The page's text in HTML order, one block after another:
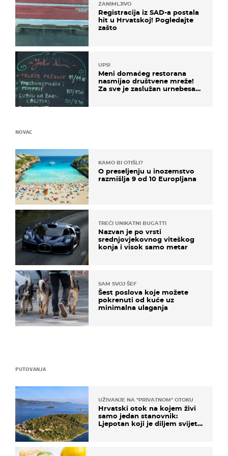
ZANIMLJIVO
Registracija iz SAD-a postala
hit u Hrvatskoj! Pogledajte
zašto
UPS!
Meni domaćeg restorana
nasmijao društvene mreže!
Za sve je zaslužan urnebesan
PUTOVANJA
UŽIVANJE NA "PRIVATNOM" OTOKU
Hrvatski otok na kojem živi
samo jedan stanovnik:
Ljepotan koji je diljem svijeta
NOVAC
KAMO BI OTIŠLI?
O preseljenju u inozemstvo
razmišlja 9 od 10 Europljana
TREĆI UNIKATNI BUGATTI
Nazvan je po vrsti
srednjovjekovnog viteškog
konja i visok samo metar
SAM SVOJ ŠEF
Šest poslova koje možete
pokrenuti od kuće uz
minimalna ulaganja